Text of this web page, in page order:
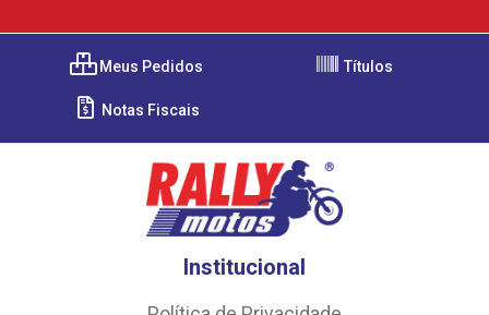
Meus Pedidos Títulos
Notas Fiscais
Institucional